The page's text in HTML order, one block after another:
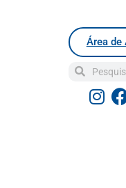
Área de